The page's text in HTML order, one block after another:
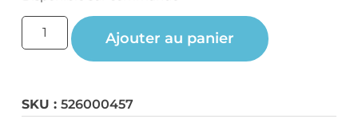
Ajouter au panier
SKU : 526000457